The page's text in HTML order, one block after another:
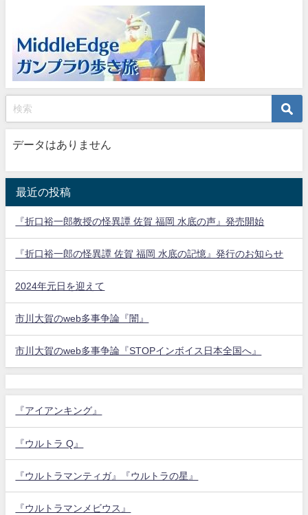
データはありません
最近の投稿
『折口裕一郎教授の怪異譚 佐賀 福岡 水底の声』発売開始
『折口裕一郎の怪異譚 佐賀 福岡 水底の記憶』発行のお知らせ
2024年元日を迎えて
市川大賀のweb多事争論『闇』
市川大賀のweb多事争論『STOPインボイス日本全国へ』
『アイアンキング』
『ウルトラ Q』
『ウルトラマンティガ』『ウルトラの星』
『ウルトラマンメビウス』